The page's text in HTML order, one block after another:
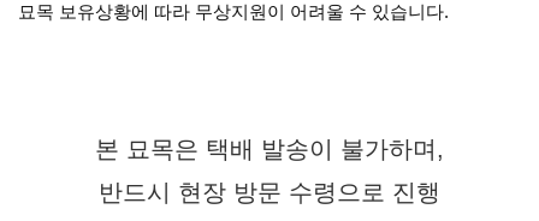
묘목 보유상황에 따라 무상지원이 어려울 수 있습니다.
본 묘목은 택배 발송이 불가하며,
반드시 현장 방문 수령으로 진행